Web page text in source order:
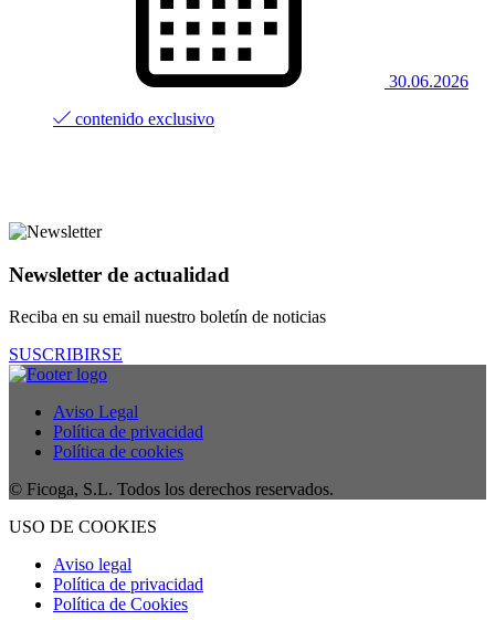
30.06.2026
contenido exclusivo
Newsletter de actualidad
Reciba en su email nuestro boletín de noticias
SUSCRIBIRSE
Aviso Legal
Política de privacidad
Política de cookies
© Ficoga, S.L. Todos los derechos reservados.
USO DE COOKIES
Aviso legal
Política de privacidad
Política de Cookies